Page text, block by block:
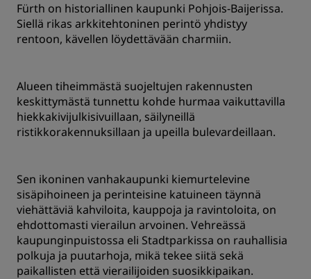
Fürth on historiallinen kaupunki Pohjois-Baijerissa.
Siellä rikas arkkitehtoninen perintö yhdistyy
rentoon, kävellen löydettävään charmiin.
Alueen tiheimmästä suojeltujen rakennusten
keskittymästä tunnettu kohde hurmaa vaikuttavilla
hiekkakivijulkisivuillaan, säilyneillä
ristikkorakennuksillaan ja upeilla bulevardeillaan.
Sen ikoninen vanhakaupunki kiemurtelevine
sisäpihoineen ja perinteisine katuineen täynnä
viehättäviä kahviloita, kauppoja ja ravintoloita, on
ehdottomasti vierailun arvoinen. Vehreässä
kaupunginpuistossa eli Stadtparkissa on rauhallisia
polkuja ja puutarhoja, mikä tekee siitä sekä
paikallisten että vierailijoiden suosikkipaikan.